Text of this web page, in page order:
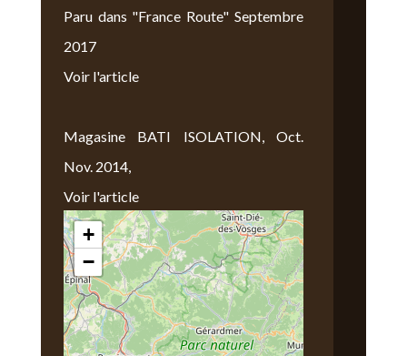
Paru dans "France Route" Septembre
2017
Voir l'article
Magasine BATI ISOLATION, Oct.
Nov. 2014,
Voir l'article
Nous Trouver
+
−